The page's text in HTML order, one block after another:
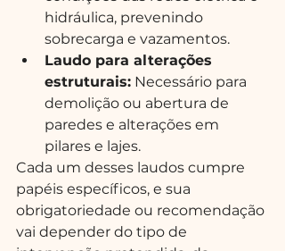
hidráulica, prevenindo
sobrecarga e vazamentos.
Laudo para alterações
estruturais: Necessário para
demolição ou abertura de
paredes e alterações em
pilares e lajes.
Cada um desses laudos cumpre
papéis específicos, e sua
obrigatoriedade ou recomendação
vai depender do tipo de